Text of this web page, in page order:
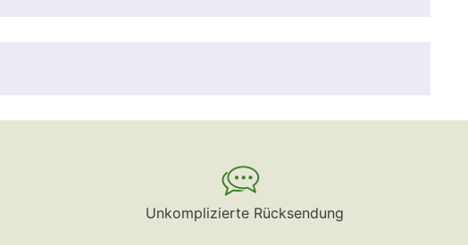
Unkomplizierte Rücksendung